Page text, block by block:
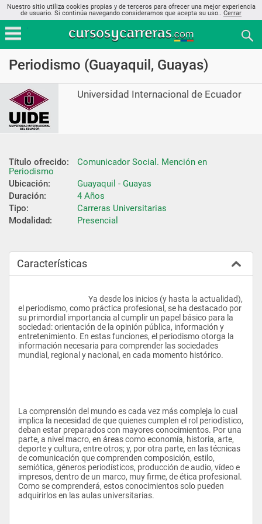
Nuestro sitio utiliza cookies propias y de terceros para ofrecer una mejor experiencia
de usuario. Si continúa navegando consideramos que acepta su uso.. Cerrar
Periodismo (Guayaquil, Guayas)
Universidad Internacional de Ecuador
Título ofrecido:
Comunicador Social. Mención en
Periodismo
Ubicación:
Guayaquil - Guayas
Duración:
4 Años
Tipo:
Carreras Universitarias
Modalidad:
Presencial
Características
el periodismo, como práctica profesional, se ha destacado por
su primordial importancia al cumplir un papel básico para la
sociedad: orientación de la opinión pública, información y
entretenimiento. En estas funciones, el periodismo otorga la
información necesaria para comprender las sociedades
mundial, regional y nacional, en cada momento histórico.
La comprensión del mundo es cada vez más compleja lo cual
implica la necesidad de que quienes cumplen el rol periodístico,
deban estar preparados con mayores conocimientos. Por una
parte, a nivel macro, en áreas como economía, historia, arte,
deporte y cultura, entre otros; y, por otra parte, en las técnicas
de comunicación que comprenden composición, estilo,
semiótica, géneros periodísticos, producción de audio, vídeo e
impresos, dentro de un marco, muy firme, de ética profesional.
Como se comprenderá, estos conocimientos solo pueden
adquirirlos en las aulas universitarias.